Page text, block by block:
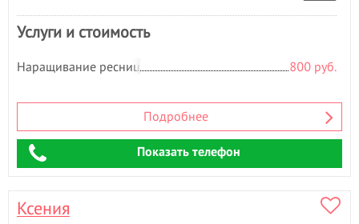
Услуги и стоимость
Наращивание ресниц 800 руб.
Подробнее
Показать телефон
Ксения